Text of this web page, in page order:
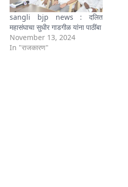
sangli bjp news : दलित
महासंघाचा सुधीर गाडगीळ यांना पाठींबा
November 13, 2024
In "राजकारण"